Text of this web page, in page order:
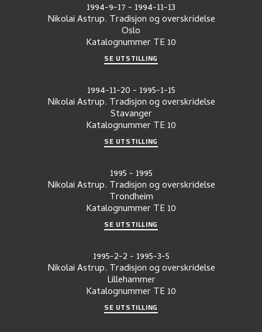
1994-9-17- 1994-11-13
Nikolai Astrup. Tradisjon og overskridelse
Oslo
KatalognummerTE 10
SE UTSTILLING
1994-11-20- 1995-1-15
Nikolai Astrup. Tradisjon og overskridelse
Stavanger
KatalognummerTE 10
SE UTSTILLING
1995- 1995
Nikolai Astrup. Tradisjon og overskridelse
Trondheim
KatalognummerTE 10
SE UTSTILLING
1995-2-2- 1995-3-5
Nikolai Astrup. Tradisjon og overskridelse
Lillehammer
KatalognummerTE 10
SE UTSTILLING